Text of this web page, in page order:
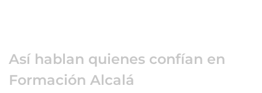
Así hablan quienes confían en
Formación Alcalá